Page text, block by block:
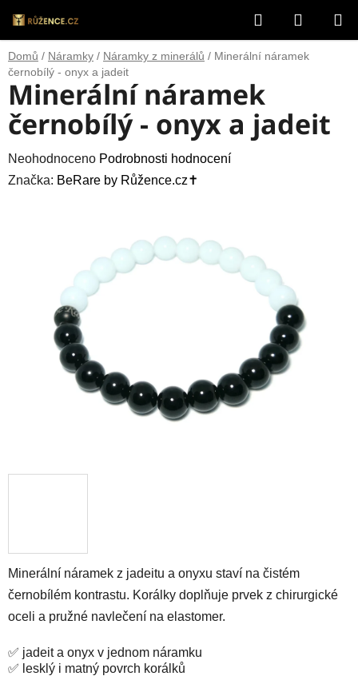
na
obsah
Hledat
KOŠÍK
Domů / Náramky / Náramky z minerálů / Minerální náramek
černobílý - onyx a jadeit
Minerální náramek z jadeitu a onyxu staví na čistém
černobílém kontrastu. Korálky doplňuje prvek z chirurgické
oceli a pružné navlečení na elastomer.
✅ jadeit a onyx v jednom náramku
✅ lesklý i matný povrch korálků
Minerální náramek
černobílý - onyx a jadeit
Průměrné
hodnocení
hvězdiček.
Neohodnoceno Podrobnosti hodnocení
Značka: BeRare by Růžence.cz✝️